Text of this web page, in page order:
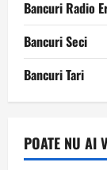
Bancuri Radio
Bancuri Seci
Bancuri Tari
POATE NU AI